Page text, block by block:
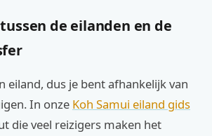
de eilanden en de
eiland, dus je bent afhankelijk van
In onze Koh Samui eiland gids
die veel reizigers maken het